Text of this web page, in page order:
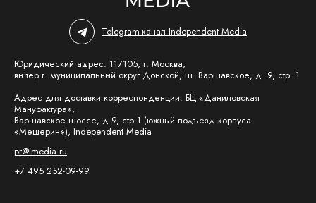
Telegram-канал Independent Media
Юридический адрес: 117105, г. Москва,
вн.тер.г. муниципальный округ Донской, ш. Варшавское, д. 9, стр. 1
Адрес для доставки корреспонденции: БЦ «Даниловская
Мануфактура»,
Варшавское шоссе, д.9, стр.1 (южный подъезд корпуса
«Мещерин»), Independent Media
pr@imedia.ru
+7 495 252-09-99